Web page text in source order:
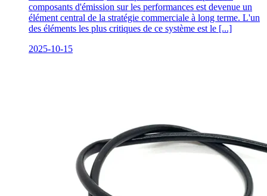
composants d'émission sur les performances est devenue un
élément central de la stratégie commerciale à long terme. L'un
des éléments les plus critiques de ce système est le [...]
2025-10-15